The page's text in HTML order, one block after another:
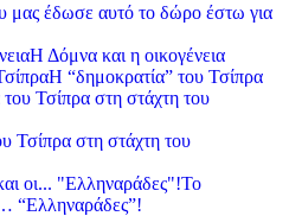
μας έδωσε αυτό το δώρο έστω για
Η Δόμνα και η οικογένεια
Η “δημοκρατία” του Τσίπρα
Τσίπρα στη στάχτη του
Το
“Ελληναράδες”!